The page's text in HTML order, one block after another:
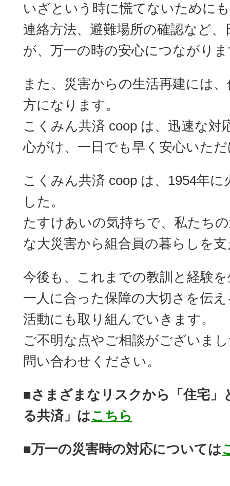
いざという時に慌てないために
連絡方法、避難場所の確認など
が、万一の時の安心につながり
また、災害からの生活再建には
方になります。
こくみん共済 coop は、迅速な
心がけ、一日でも早く安心いた
こくみん共済 coop は、1954年
した。
たすけあいの気持ちで、私たち
な大災害から組合員の暮らしを
今後も、これまでの教訓と経験
一人に合った保障の大切さを伝
活動にも取り組んでいきます。
ご不明な点やご相談がございま
問い合わせください。
■さまざまなリスクから「住宅」
る共済」はこちら
■万一の災害時の対応については